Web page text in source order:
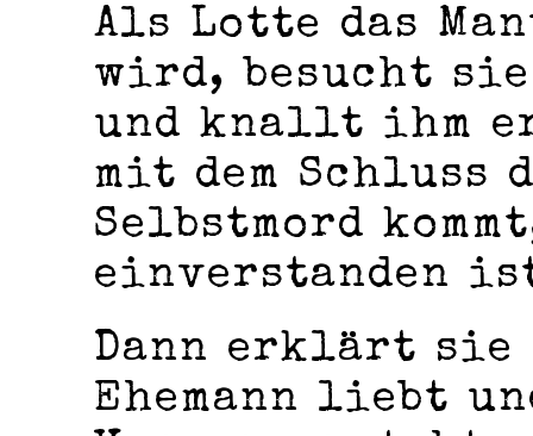
Als Lotte das
wird, besucht
und knallt ihm
mit dem Schluss
Selbstmord
einverstanden
Dann erklärt sie
Ehemann liebt